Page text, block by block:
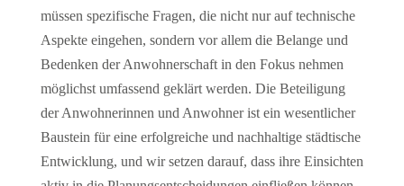
müssen spezifische Fragen, die nicht nur auf technische
Aspekte eingehen, sondern vor allem die Belange und
Bedenken der Anwohnerschaft in den Fokus nehmen
möglichst umfassend geklärt werden. Die Beteiligung
der Anwohnerinnen und Anwohner ist ein wesentlicher
Baustein für eine erfolgreiche und nachhaltige städtische
Entwicklung, und wir setzen darauf, dass ihre Einsichten